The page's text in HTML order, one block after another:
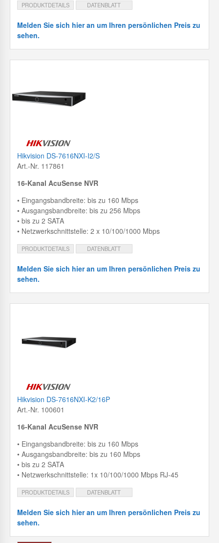
PRODUKTDETAILS DATENBLATT
Melden Sie sich hier an um Ihren persönlichen Preis zu
sehen.
Hikvision DS-7616NXI-I2/S
Art.-Nr. 117861
16-Kanal AcuSense NVR
• Eingangsbandbreite: bis zu 160 Mbps
• Ausgangsbandbreite: bis zu 256 Mbps
• bis zu 2 SATA
• Netzwerkschnittstelle: 2 x 10/100/1000 Mbps
PRODUKTDETAILS DATENBLATT
Melden Sie sich hier an um Ihren persönlichen Preis zu
sehen.
Hikvision DS-7616NXI-K2/16P
Art.-Nr. 100601
16-Kanal AcuSense NVR
• Eingangsbandbreite: bis zu 160 Mbps
• Ausgangsbandbreite: bis zu 160 Mbps
• bis zu 2 SATA
• Netzwerkschnittstelle: 1x 10/100/1000 Mbps RJ-45
PRODUKTDETAILS DATENBLATT
Melden Sie sich hier an um Ihren persönlichen Preis zu
sehen.